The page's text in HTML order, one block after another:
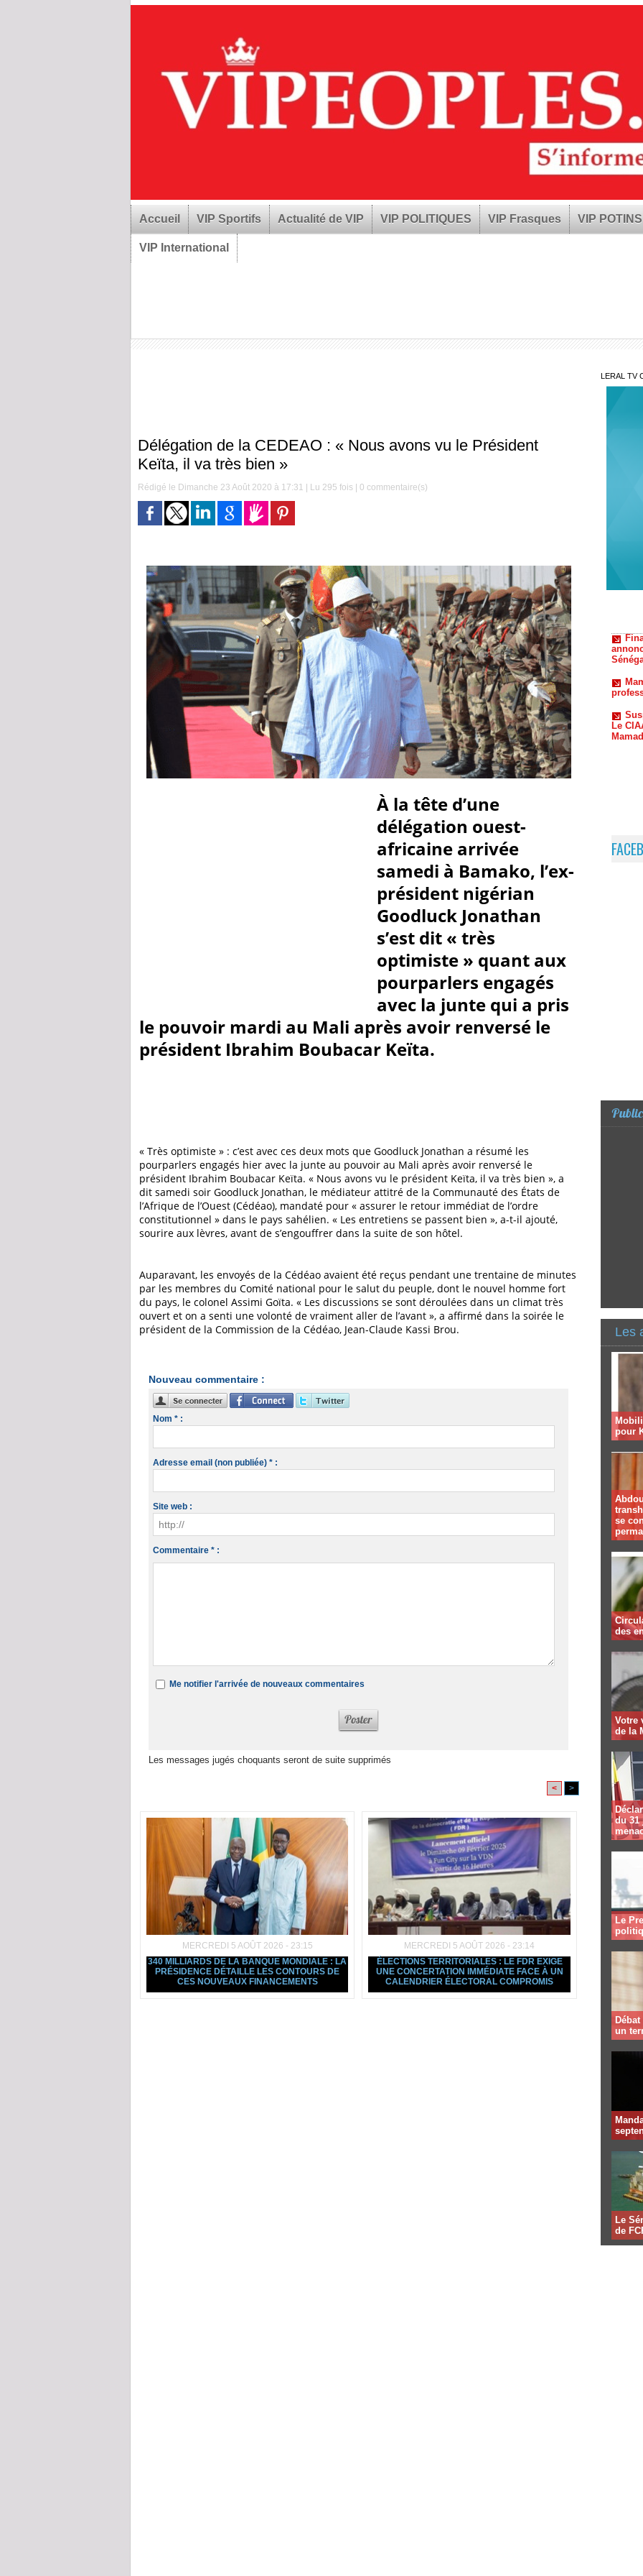
Accueil VIP Sportifs Actualité de VIP VIP POLITIQUES VIP Frasques VIP POTINS
VIP International
Délégation de la CEDEAO : « Nous avons vu le Président
Keïta, il va très bien »
Rédigé le Dimanche 23 Août 2020 à 17:31 | Lu 295 fois | 0 commentaire(s)
À la tête d’une
délégation ouest-
africaine arrivée
samedi à Bamako, l’ex-
président nigérian
Goodluck Jonathan
s’est dit « très
optimiste » quant aux
pourparlers engagés
avec la junte qui a pris
le pouvoir mardi au Mali après avoir renversé le
président Ibrahim Boubacar Keïta.
« Très optimiste » : c’est avec ces deux mots que Goodluck Jonathan a résumé les
pourparlers engagés hier avec la junte au pouvoir au Mali après avoir renversé le
président Ibrahim Boubacar Keïta. « Nous avons vu le président Keïta, il va très bien », a
dit samedi soir Goodluck Jonathan, le médiateur attitré de la Communauté des États de
l’Afrique de l’Ouest (Cédéao), mandaté pour « assurer le retour immédiat de l’ordre
constitutionnel » dans le pays sahélien. « Les entretiens se passent bien », a-t-il ajouté,
sourire aux lèvres, avant de s’engouffrer dans la suite de son hôtel.
Auparavant, les envoyés de la Cédéao avaient été reçus pendant une trentaine de minutes
par les membres du Comité national pour le salut du peuple, dont le nouvel homme fort
du pays, le colonel Assimi Goïta. « Les discussions se sont déroulées dans un climat très
ouvert et on a senti une volonté de vraiment aller de l’avant », a affirmé dans la soirée le
président de la Commission de la Cédéao, Jean-Claude Kassi Brou.
Nouveau commentaire :
Nom * :
Adresse email (non publiée) * :
Site web :
Commentaire * :
Me notifier l'arrivée de nouveaux commentaires
Les messages jugés choquants seront de suite supprimés
< >
MERCREDI 5 AOÛT 2026 - 23:15
340 MILLIARDS DE LA BANQUE MONDIALE : LA
PRÉSIDENCE DÉTAILLE LES CONTOURS DE
CES NOUVEAUX FINANCEMENTS
MERCREDI 5 AOÛT 2026 - 23:14
ÉLECTIONS TERRITORIALES : LE FDR EXIGE
UNE CONCERTATION IMMÉDIATE FACE À UN
CALENDRIER ÉLECTORAL COMPROMIS
LERAL TV
Le
Les
pour
se
des
Votre
de la
du 31
Le
un
Le
de